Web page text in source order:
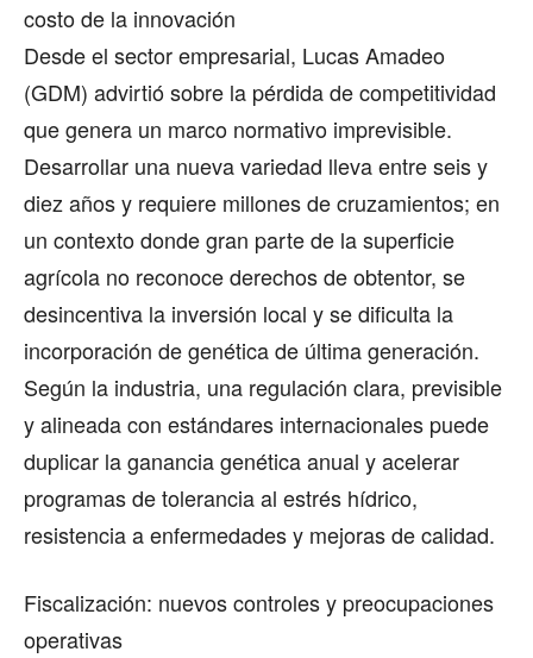
costo de la innovación
Desde el sector empresarial, Lucas Amadeo
(GDM) advirtió sobre la pérdida de competitividad
que genera un marco normativo imprevisible.
Desarrollar una nueva variedad lleva entre seis y
diez años y requiere millones de cruzamientos; en
un contexto donde gran parte de la superficie
agrícola no reconoce derechos de obtentor, se
desincentiva la inversión local y se dificulta la
incorporación de genética de última generación.
Según la industria, una regulación clara, previsible
y alineada con estándares internacionales puede
duplicar la ganancia genética anual y acelerar
programas de tolerancia al estrés hídrico,
resistencia a enfermedades y mejoras de calidad.
Fiscalización: nuevos controles y preocupaciones
operativas